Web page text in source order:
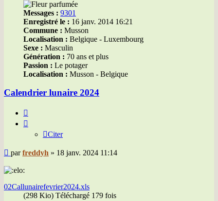
Messages : 9301
Enregistré le : 16 janv. 2014 16:21
Commune : Musson
Localisation : Belgique - Luxembourg
Sexe : Masculin
Génération : 70 ans et plus
Passion : Le potager
Localisation : Musson - Belgique
Calendrier lunaire 2024
Citer
Message
parfreddyh » 18 janv. 2024 11:14
02Callunairefevrier2024.xls
(298 Kio) Téléchargé 179 fois